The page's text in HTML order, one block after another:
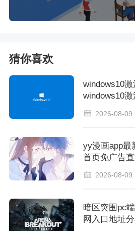
猜你喜欢
windows10
windows10
2026-08-09
yy漫画app最
首页免广告
2026-08-09
暗区突围pc
网入口地址